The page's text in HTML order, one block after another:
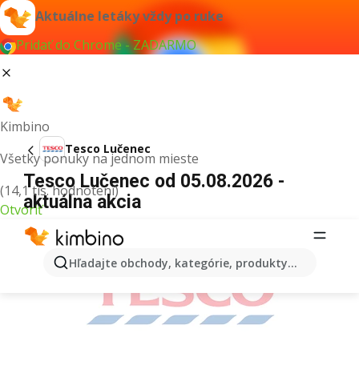
Aktuálne letáky vždy po ruke
Pridať do Chrome - ZADARMO
Kimbino
Všetky ponuky na jednom mieste
(14,1 tis. hodnotení)
Otvoriť
Hľadajte obchody, kategórie, produkty...
Tesco Lučenec
Tesco Lučenec od 05.08.2026 -
aktuálna akcia